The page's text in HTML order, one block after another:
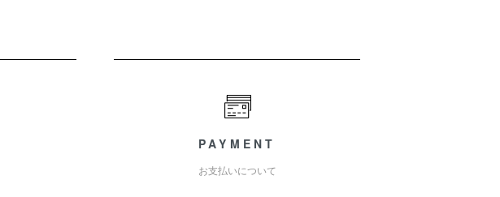
PAYMENT
お支払いについて